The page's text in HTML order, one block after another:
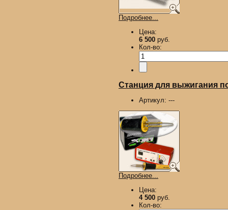
Подробнее...
Цена:
6 500 руб.
Кол-во:
Станция для выжигания
Артикул: ---
Подробнее...
Цена:
4 500 руб.
Кол-во: